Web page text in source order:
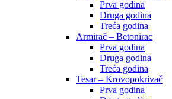
Prva godina
Druga godina
Treća godina
Armirač – Betonirac
Prva godina
Druga godina
Treća godina
Tesar – Krovopokrivač
Prva godina